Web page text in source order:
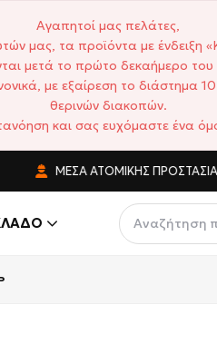
Αγαπητοί μας πελάτες,
μας, τα προϊόντα με
μετά το πρώτο δεκαήμερο του
με εξαίρεση το διάστημα
θερινών διακοπών.
και σας ευχόμαστε ένα
ΜΈΣΑ ΑΤΟΜΙΚΉΣ ΠΡΟΣΤΑΣΊΑΣ